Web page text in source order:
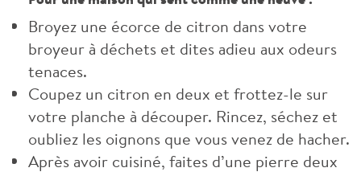
Broyez une écorce de citron dans votre
broyeur à déchets et dites adieu aux odeurs
tenaces.
Coupez un citron en deux et frottez-le sur
votre planche à découper. Rincez, séchez et
oubliez les oignons que vous venez de hacher.
Après avoir cuisiné, faites d’une pierre deux